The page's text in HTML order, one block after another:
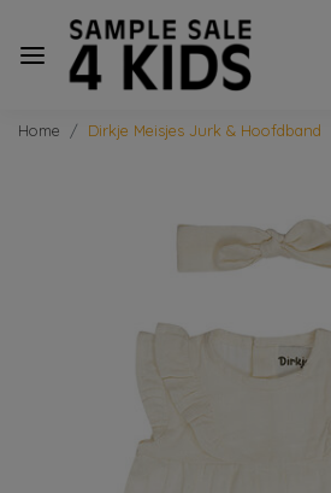
Home Dirkje Meisjes Jurk & Hoofdband